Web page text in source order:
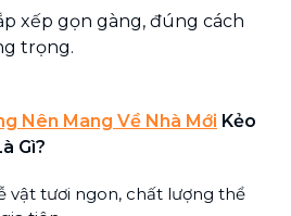
xếp gọn gàng, đúng cách
trọng.
Nên Mang Về Nhà Mới Kẻo
Gì?